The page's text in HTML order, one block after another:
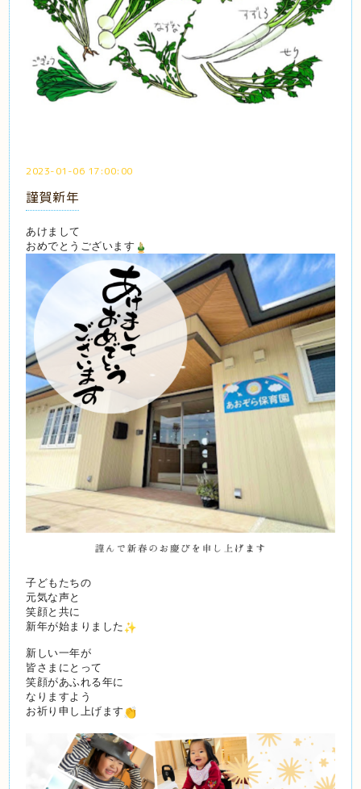
2023-01-06 17:00:00
謹賀新年
あけまして
おめでとうございます
子どもたちの
元気な声と
笑顔と共に
新年が始まりました
新しい一年が
皆さまにとって
笑顔があふれる年に
なりますよう
お祈り申し上げます